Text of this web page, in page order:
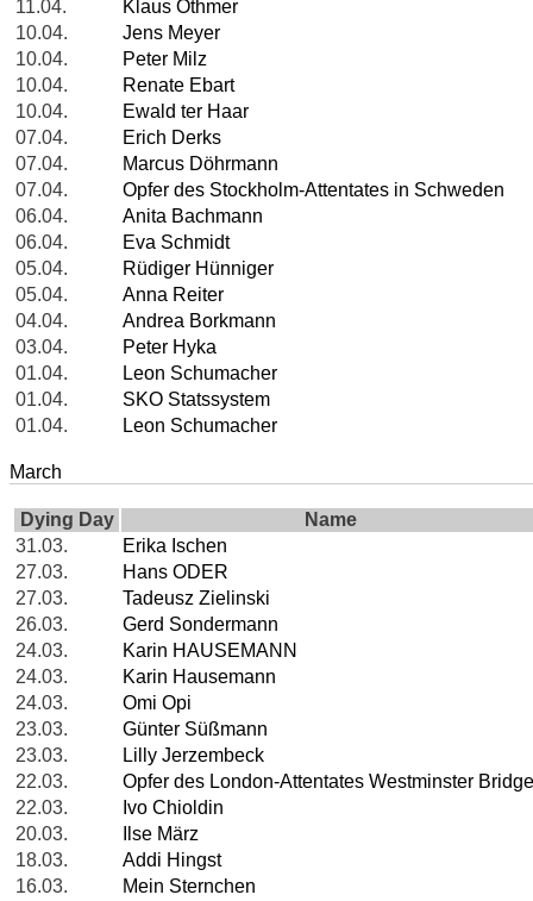
11.04.
Klaus Othmer
10.04.
Jens Meyer
10.04.
Peter Milz
10.04.
Renate Ebart
10.04.
Ewald ter Haar
07.04.
Erich Derks
07.04.
Marcus Döhrmann
07.04.
Opfer des Stockholm-Attentates in Schweden
06.04.
Anita Bachmann
06.04.
Eva Schmidt
05.04.
Rüdiger Hünniger
05.04.
Anna Reiter
04.04.
Andrea Borkmann
03.04.
Peter Hyka
01.04.
Leon Schumacher
01.04.
SKO Statssystem
01.04.
Leon Schumacher
March
Dying Day
Name
31.03.
Erika Ischen
27.03.
Hans ODER
27.03.
Tadeusz Zielinski
26.03.
Gerd Sondermann
24.03.
Karin HAUSEMANN
24.03.
Karin Hausemann
24.03.
Omi Opi
23.03.
Günter Süßmann
23.03.
Lilly Jerzembeck
22.03.
Opfer des London-Attentates Westminster Bridge
22.03.
Ivo Chioldin
20.03.
Ilse März
18.03.
Addi Hingst
16.03.
Mein Sternchen